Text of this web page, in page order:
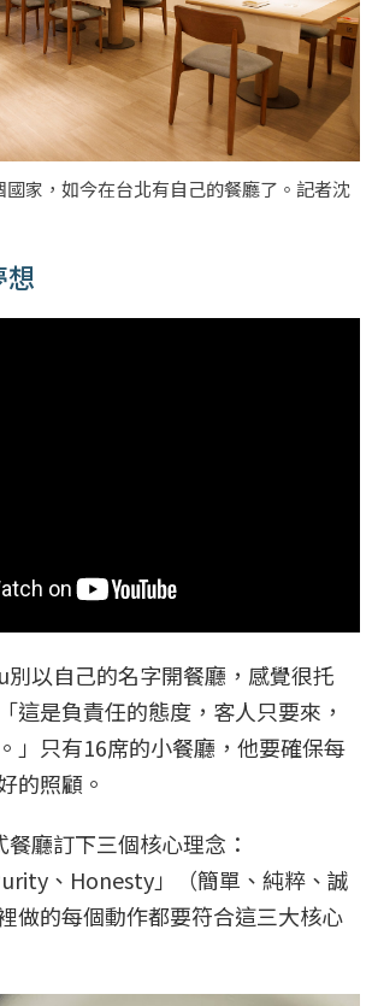
家，如今在台北有自己的餐廳了。記者沈
想
以自己的名字開餐廳，感覺很托
這是負責任的態度，客人只要來，
」只有16席的小餐廳，他要確保每
的照顧。
廳訂下三個核心理念：
、Honesty」（簡單、純粹、誠
做的每個動作都要符合這三大核心